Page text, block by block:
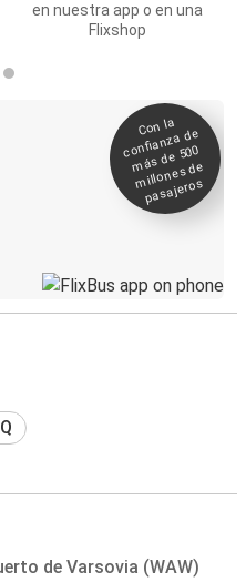
en nuestra app o en una
Flixshop
Con la
confianza de
más de 500
millones de
pasajeros
de Varsovia (WAW)